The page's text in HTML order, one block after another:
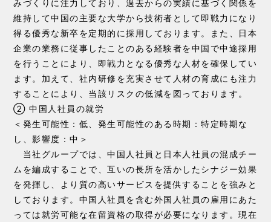
みづくりに注力しており、過去からの実績に基づく関係を
維持して中国の主要な大学から技術者として即戦力になり
得る優秀な新卒を定期的に採用しております。また、日本
企業の業務に従事したことのある経験者を中国で中途採用
を行うことにより、即戦力となる優秀な人材を確保してい
ます。加えて、社内研修を充実させて人材の育成にも注力
することにより、当該リスクの低減を図っております。
② 中国人社員の就労
＜発生可能性：低、発生可能性のある時期：特定時期な
し、影響度：中＞
当社グループでは、中国人社員と日本人社員の混成チー
ムを編成することで、互いの長所を活かしたシナジー効果
を発揮し、より質の高いサービスを提供することを強みと
しております。中国人社員を含む外国人社員の雇用にあた
っては就労可能な在留資格の取得が必要になります。現在